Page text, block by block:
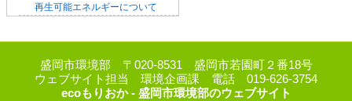
再生可能エネルギーについて
盛岡市環境部 〒020-8531 盛岡市若園町２番18号
ウェブサイト担当 環境企画課 電話 019-626-3754
ecoもりおか - 盛岡市環境部のウェブサイト